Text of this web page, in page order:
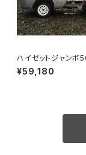
ハイゼットジャン
クトゥクルーフ専用
ト
¥59,180